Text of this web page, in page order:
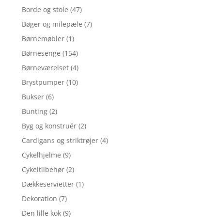
Borde og stole (47)
Bøger og milepæle (7)
Børnemøbler (1)
Børnesenge (154)
Børneværelset (4)
Brystpumper (10)
Bukser (6)
Bunting (2)
Byg og konstruér (2)
Cardigans og striktrøjer (4)
Cykelhjelme (9)
Cykeltilbehør (2)
Dækkeservietter (1)
Dekoration (7)
Den lille kok (9)